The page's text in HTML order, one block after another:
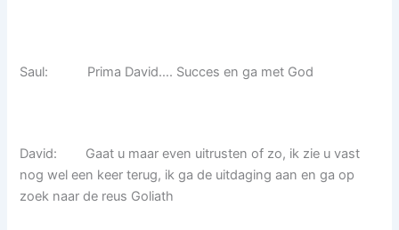
Saul: Prima David…. Succes en ga met God
David: Gaat u maar even uitrusten of zo, ik zie u vast
nog wel een keer terug, ik ga de uitdaging aan en ga op
zoek naar de reus Goliath